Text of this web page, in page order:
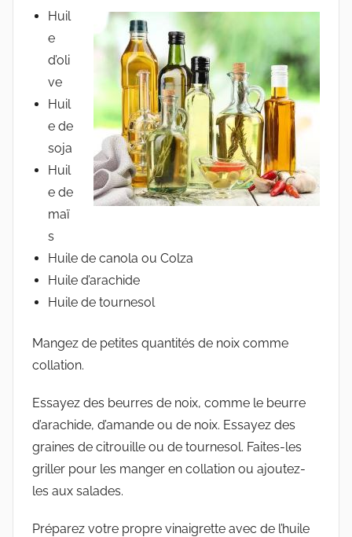
Huil
e
d’oli
ve
Huil
e de
soja
Huil
e de
maï
s
Huile de canola ou Colza
Huile d’arachide
Huile de tournesol
Mangez de petites quantités de noix comme
collation.
Essayez des beurres de noix, comme le beurre
d’arachide, d’amande ou de noix. Essayez des
graines de citrouille ou de tournesol. Faites-les
griller pour les manger en collation ou ajoutez-
les aux salades.
Préparez votre propre vinaigrette avec de l’huile